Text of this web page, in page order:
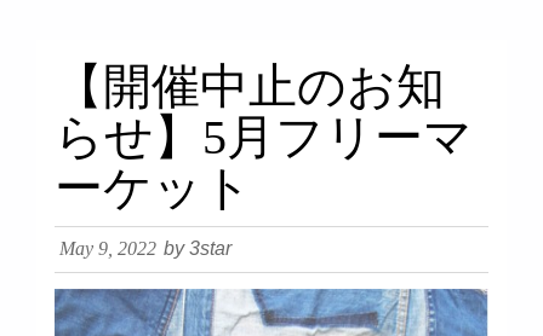
【開催中止のお知
らせ】5月フリーマ
ーケット
May 9, 2022 by 3star